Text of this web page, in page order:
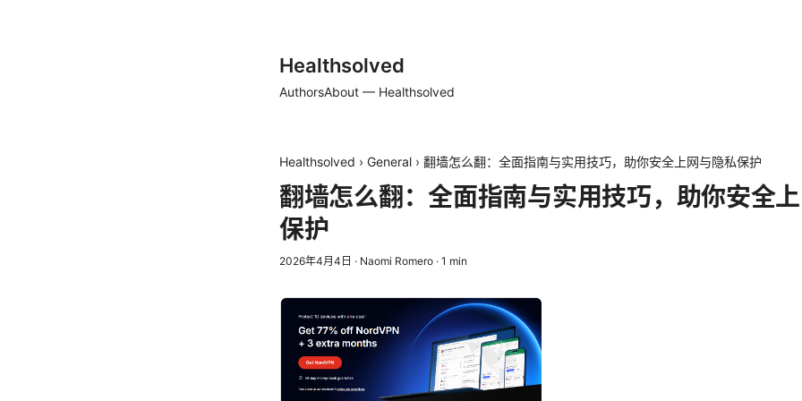
Healthsolved
AuthorsAbout — Healthsolved
Healthsolved › General › 翻墙怎么翻：全面指南与实用技巧，助你安全上网与隐私保护
翻墙怎么翻：全面指南与实用技巧，助你安全
保护
2026年4月4日 · Naomi Romero · 1 min